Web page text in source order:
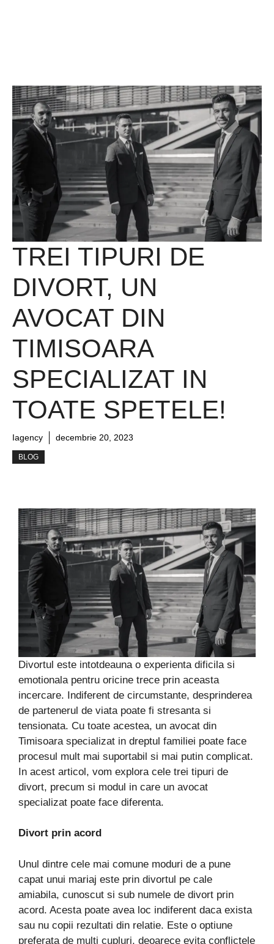
TREI TIPURI DE
DIVORT, UN
AVOCAT DIN
TIMISOARA
SPECIALIZAT IN
TOATE SPETELE!
Iagency decembrie 20, 2023
BLOG
Divortul este intotdeauna o experienta dificila si
emotionala pentru oricine trece prin aceasta
incercare. Indiferent de circumstante, desprinderea
de partenerul de viata poate fi stresanta si
tensionata. Cu toate acestea, un avocat din
Timisoara specializat in dreptul familiei poate face
procesul mult mai suportabil si mai putin complicat.
In acest articol, vom explora cele trei tipuri de
divort, precum si modul in care un avocat
specializat poate face diferenta.
Divort prin acord
Unul dintre cele mai comune moduri de a pune
capat unui mariaj este prin divortul pe cale
amiabila, cunoscut si sub numele de divort prin
acord. Acesta poate avea loc indiferent daca exista
sau nu copii rezultati din relatie. Este o optiune
preferata de multi cupluri, deoarece evita conflictele